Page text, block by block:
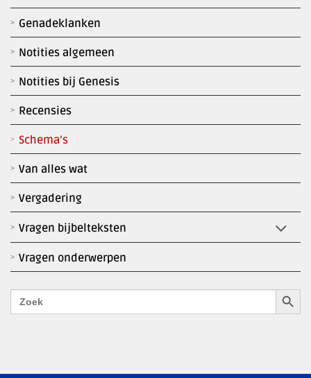
Genadeklanken
Notities algemeen
Notities bij Genesis
Recensies
Schema’s
Van alles wat
Vergadering
Vragen bijbelteksten
Vragen onderwerpen
Zoek
naar: